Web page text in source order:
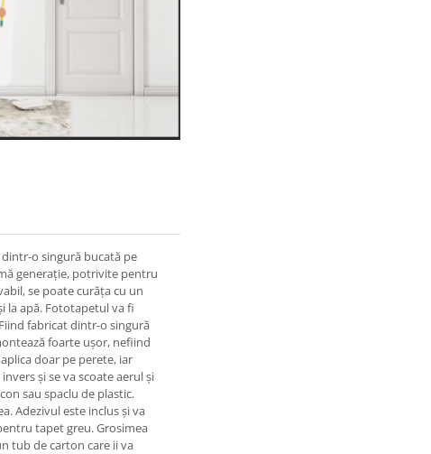
o singură bucată pe
generație, potrivite pentru
se poate curăța cu un
la apă. Fototapetul va fi
fabricat dintr-o singură
foarte ușor, nefiind
doar pe perete, iar
și se va scoate aerul și
sau spaclu de plastic.
Adezivul este inclus și va
tapet greu. Grosimea
tub de carton care ii va